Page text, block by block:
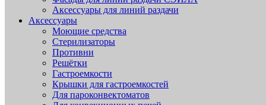
Аксессуары для линий раздачи
Аксессуары
Моющие средства
Стерилизаторы
Противни
Решётки
Гастроемкости
Крышки для гастроемкостей
Для пароконвектоматов